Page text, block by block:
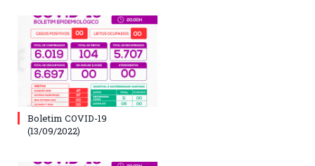
Boletim COVID-19
(13/09/2022)